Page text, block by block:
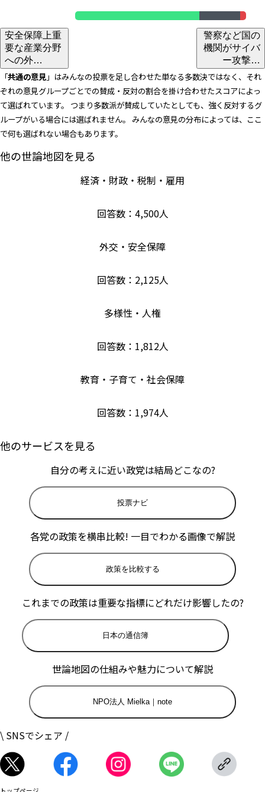
安全保障上重
要な産業分野
への外…
警察など国の
機関がサイバ
ー攻撃…
「共通の意見 」はみんなの投票を足し合わせた単なる多数決ではなく、それ
ぞれの意見グループごとでの賛成・反対の割合を掛け合わせたスコアによっ
て選ばれています。 つまり多数派が賛成していたとしても、強く反対するグ
ループがいる場合には選ばれません。 みんなの意見の分布によっては、ここ
で何も選ばれない場合もあります。
他の世論地図を見る
経済・財政・税制・雇用
回答数： 4,500人
外交・安全保障
回答数： 2,125人
多様性・人権
回答数： 1,812人
教育・子育て・社会保障
回答数： 1,974人
他のサービスを見る
自分の考えに近い政党は結局どこなの?
投票ナビ
各党の政策を横串比較! 一目でわかる画像で解説
政策を比較する
これまでの政策は重要な指標にどれだけ影響したの?
日本の通信簿
世論地図の仕組みや魅力について解説
NPO法人 Mielka｜note
\ SNSでシェア /